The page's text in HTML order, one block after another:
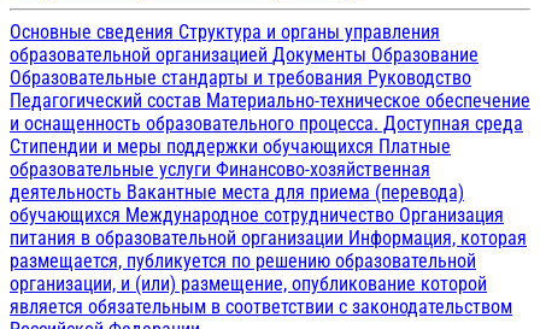
Основные сведения Структура и органы управления
образовательной организацией Документы Образование
Образовательные стандарты и требования Руководство
Педагогический состав Материально-техническое обеспечение
и оснащенность образовательного процесса. Доступная среда
Стипендии и меры поддержки обучающихся Платные
образовательные услуги Финансово-хозяйственная
деятельность Вакантные места для приема (перевода)
обучающихся Международное сотрудничество Организация
питания в образовательной организации Информация, которая
размещается, публикуется по решению образовательной
организации, и (или) размещение, опубликование которой
является обязательным в соответствии с законодательством